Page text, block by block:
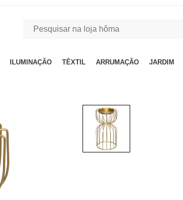
ILUMINAÇÃO TÊXTIL ARRUMAÇÃO JARDIM